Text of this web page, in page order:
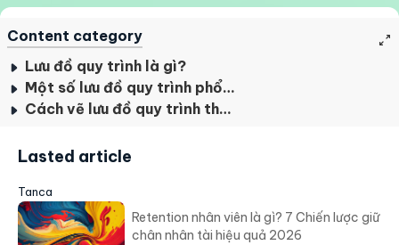
Content category
Lưu đồ quy trình là gì?
Một số lưu đồ quy trình phổ biến trong doanh nghiệp
Cách vẽ lưu đồ quy trình theo ISO
Lasted article
Tanca
Retention nhân viên là gì? 7 Chiến lược giữ
chân nhân tài hiệu quả 2026